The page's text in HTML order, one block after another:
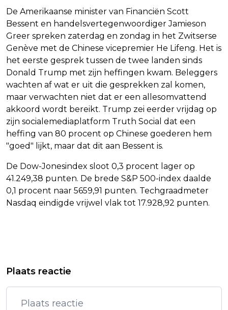
De Amerikaanse minister van Financiën Scott
Bessent en handelsvertegenwoordiger Jamieson
Greer spreken zaterdag en zondag in het Zwitserse
Genève met de Chinese vicepremier He Lifeng. Het is
het eerste gesprek tussen de twee landen sinds
Donald Trump met zijn heffingen kwam. Beleggers
wachten af wat er uit die gesprekken zal komen,
maar verwachten niet dat er een allesomvattend
akkoord wordt bereikt. Trump zei eerder vrijdag op
zijn socialemediaplatform Truth Social dat een
heffing van 80 procent op Chinese goederen hem
"goed" lijkt, maar dat dit aan Bessent is.
De Dow-Jonesindex sloot 0,3 procent lager op
41.249,38 punten. De brede S&P 500-index daalde
0,1 procent naar 5659,91 punten. Techgraadmeter
Nasdaq eindigde vrijwel vlak tot 17.928,92 punten.
HERACLES IN GROTE
BLOOMBERG: VS FOCUSSEN OP 20
LANDEN BIJ EERSTE
HANDELSGESPREKKEN
Plaats reactie